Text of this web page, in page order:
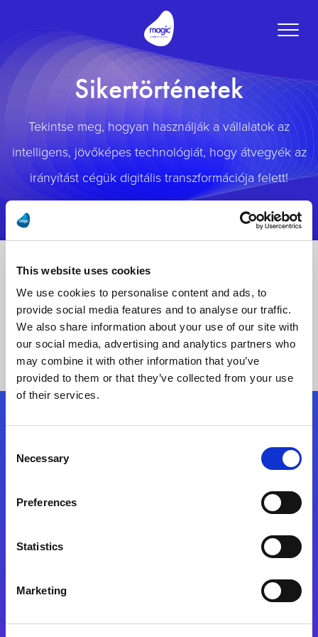
This website uses cookies
We use cookies to personalise content and ads, to
provide social media features and to analyse our traffic.
We also share information about your use of our site with
our social media, advertising and analytics partners who
may combine it with other information that you’ve
provided to them or that they’ve collected from your use
of their services.
Selection
Necessary
Preferences
Statistics
Marketing
Toggle
Sikertörténetek
Tekintse meg, hogyan használják a vállalatok az
intelligens, jövőképes technológiát, hogy átvegyék az
irányítást cégük digitális transzformációja felett!
Kövessen minket!